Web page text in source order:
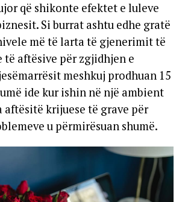
që shikonte efektet e luleve
Si burrat ashtu edhe gratë
më të larta të gjenerimit të
të aftësive për zgjidhjen e
meshkuj prodhuan 15
ide kur ishin në një ambient
aftësitë krijuese të grave për
u përmirësuan shumë.